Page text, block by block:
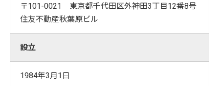
〒101-0021 東京都千代田区外神田3丁目12番8号
住友不動産秋葉原ビル
設立
1984年3月1日